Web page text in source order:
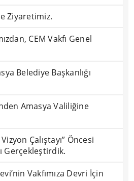
Ziyaretimiz.
CEM Vakfı Genel
Belediye Başkanlığı
Amasya Valiliğine
Çalıştayı” Öncesi
Gerçekleştirdik.
Vakfımıza Devri İçin